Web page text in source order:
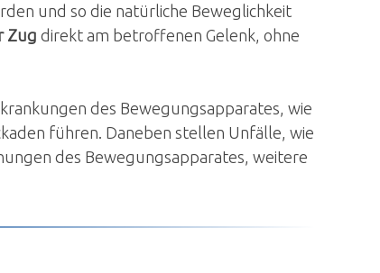
und so die natürliche Beweglichkeit
Zug direkt am betroffenen Gelenk, ohne
des Bewegungsapparates, wie
führen. Daneben stellen Unfälle, wie
des Bewegungsapparates, weitere